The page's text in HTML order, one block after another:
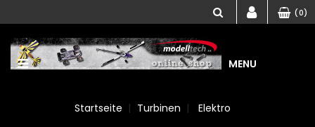
(0)
MENU
Startseite Turbinen Elektro